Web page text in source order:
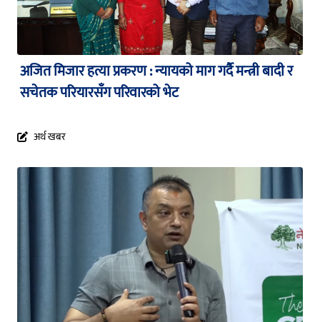
अजित मिजार हत्या प्रकरण : न्यायको माग गर्दै मन्त्री बादी र
सचेतक परियारसँग परिवारको भेट
अर्थ खबर